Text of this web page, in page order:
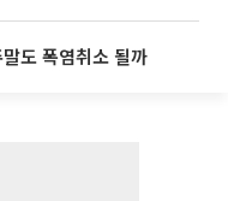
도 폭염취소 될까